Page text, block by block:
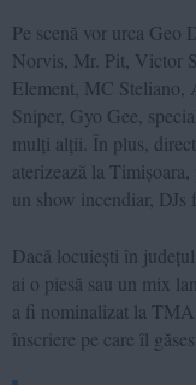
Pe scenă vor urca Geo
Norvis, Mr. Pit, Victor
Element, MC Steliano,
Sniper, Gyo Gee,
mulți alții. În plus,
aterizează la
un show incendiar, DJs
Dacă locuiești în
ai o piesă sau un mix
a fi nominalizat la
înscriere pe care îl